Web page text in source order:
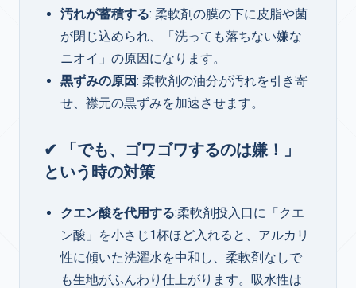
汚れが蓄積する: 柔軟剤の膜の下に皮脂や菌
が閉じ込められ、「洗っても落ちない嫌な
ニオイ」の原因になります。
黒ずみの原因: 柔軟剤の油分が汚れを引き寄
せ、襟元の黒ずみを加速させます。
✔ 「でも、ゴワゴワするのは嫌！」
という時の対策
クエン酸を代用する:柔軟剤投入口に「クエ
ン酸」を小さじ1杯ほど入れると、アルカリ
性に傾いた洗濯水を中和し、柔軟剤なしで
も生地がふんわり仕上がります。吸水性は